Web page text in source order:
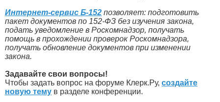
Интернет-сервис Б-152 позволяет: подготовить
пакет документов по 152-ФЗ без изучения закона,
подать уведомление в Роскомнадзор, получать
помощь в прохождении проверок Роскомнадзора,
получать обновление документов при изменении
закона.
Задавайте свои вопросы!
Чтобы задать вопрос на форуме Клерк.Ру, создайте
новую тему в разделе конференции.